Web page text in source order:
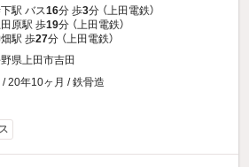
駅 バス16分 歩3分 （上田電鉄）
原駅 歩19分 （上田電鉄）
駅 歩27分 （上田電鉄）
県上田市吉田
/ 20年10ヶ月 / 鉄骨造